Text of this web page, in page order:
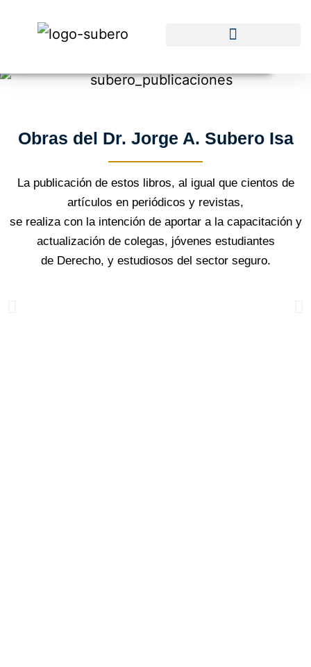
Obras del Dr. Jorge A. Subero Isa
La publicación de estos libros, al igual que cientos de
artículos en periódicos y revistas,
se realiza con la intención de aportar a la capacitación y
actualización de colegas, jóvenes estudiantes
de Derecho, y estudiosos del sector seguro.